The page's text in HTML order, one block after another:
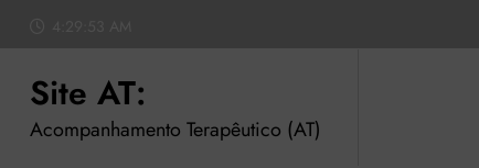
conteúdo
Site AT:
Acompanhamento Terapêutico (AT)